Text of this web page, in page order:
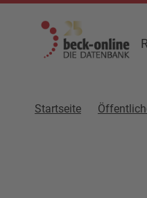
Startseite